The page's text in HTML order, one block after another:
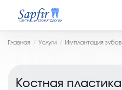
Главная Услуги Имплантация зубов
Костная пластика